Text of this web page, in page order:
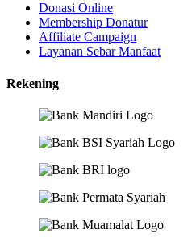
Donasi Online
Membership Donatur
Affiliate Campaign
Layanan Sebar Manfaat
Rekening